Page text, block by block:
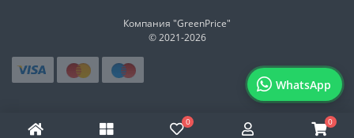
0 0
WhatsApp
Компания "GreenPrice"
© 2021-2026